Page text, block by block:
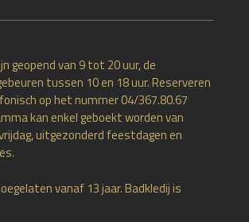
geopend van 9 tot 20 uur, de
tussen 10 en 18 uur. Reserveren
op het nummer 04/367.80.67
kan enkel geboekt worden van
uitgezonderd feestdagen en
vanaf 13 jaar. Badkledij is